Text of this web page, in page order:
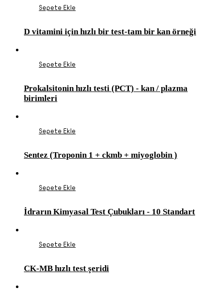
Sepete Ekle
D vitamini için hızlı bir test-tam bir kan örneği
Sepete Ekle
Prokalsitonin hızlı testi (PCT) - kan / plazma
birimleri
Sepete Ekle
Sentez (Troponin 1 + ckmb + miyoglobin )
Sepete Ekle
İdrarın Kimyasal Test Çubukları - 10 Standart
Sepete Ekle
CK-MB hızlı test şeridi